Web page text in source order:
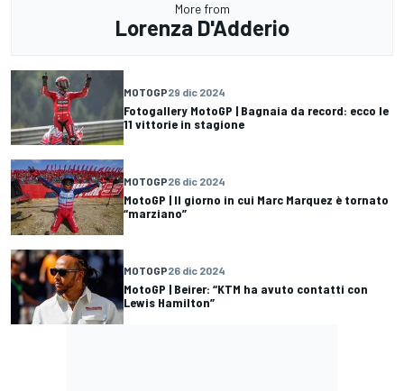
More from
Lorenza D'Adderio
MOTOGP29 dic 2024
Fotogallery MotoGP | Bagnaia da record: ecco le
11 vittorie in stagione
MOTOGP26 dic 2024
MotoGP | Il giorno in cui Marc Marquez è tornato
“marziano”
MOTOGP26 dic 2024
MotoGP | Beirer: “KTM ha avuto contatti con
Lewis Hamilton”